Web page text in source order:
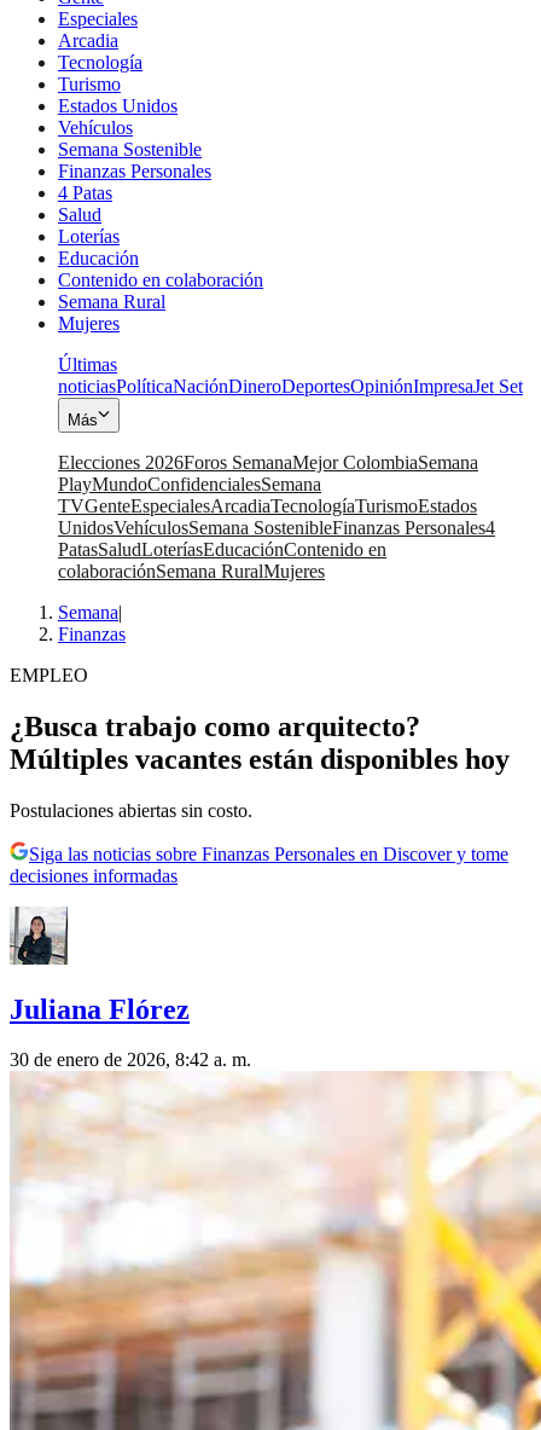
Especiales
Arcadia
Tecnología
Turismo
Estados Unidos
Vehículos
Semana Sostenible
Finanzas Personales
4 Patas
Salud
Loterías
Educación
Contenido en colaboración
Semana Rural
Mujeres
Últimas
noticiasPolíticaNaciónDineroDeportesOpiniónImpresaJet Set
Más
Elecciones 2026Foros SemanaMejor ColombiaSemana
PlayMundoConfidencialesSemana
TVGenteEspecialesArcadiaTecnologíaTurismoEstados
UnidosVehículosSemana SostenibleFinanzas Personales4
PatasSaludLoteríasEducaciónContenido en
colaboraciónSemana RuralMujeres
Semana|
Finanzas
EMPLEO
¿Busca trabajo como arquitecto?
Múltiples vacantes están disponibles hoy
Postulaciones abiertas sin costo.
Siga las noticias sobre Finanzas Personales en Discover y tome
decisiones informadas
Juliana Flórez
30 de enero de 2026, 8:42 a. m.